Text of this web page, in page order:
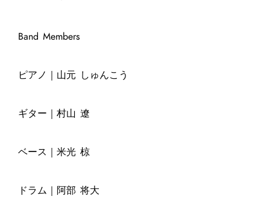
Band Members
ピアノ｜山元 しゅんこう
ギター｜村山 遼
ベース｜米光 椋
ドラム｜阿部 将大